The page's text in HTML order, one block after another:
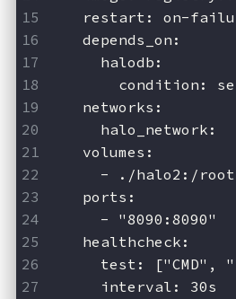
restart: on-
    depends_on:
      halodb:
condition:
    networks:
      halo_network:
    volumes:
- ./halo2:/
    ports:
      - "8090:8090"
    healthcheck:
test: ["CMD",
      interval: 30s